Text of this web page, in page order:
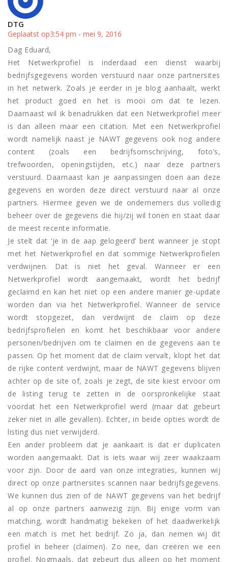
DTG
Geplaatst op3:54 pm - mei 9, 2016
Dag Eduard,
Het Netwerkprofiel is inderdaad een dienst waarbij
bedrijfsgegevens worden verstuurd naar onze partnersites
in het netwerk. Zoals je eerder in je blog aanhaalt, werkt
het product goed en het is mooi om dat te lezen.
Daarnaast wil ik benadrukken dat een Netwerkprofiel meer
is dan alleen maar een citation. Met een Netwerkprofiel
wordt namelijk naast je NAWT gegevens ook nog andere
content (zoals een bedrijfsomschrijving, foto’s,
trefwoorden, openingstijden, etc.) naar deze partners
verstuurd. Daarnaast kan je aanpassingen doen aan deze
gegevens en worden deze direct verstuurd naar al onze
partners. Hiermee geven we de ondernemers dus volledig
beheer over de gegevens die hij/zij wil tonen en staat daar
de meest recente informatie.
Je stelt dat ‘je in de aap gelogeerd’ bent wanneer je stopt
met het Netwerkprofiel en dat sommige Netwerkprofielen
verdwijnen. Dat is niet het geval. Wanneer er een
Netwerkprofiel wordt aangemaakt, wordt het bedrijf
geclaimd en kan het niet op een andere manier ge-update
worden dan via het Netwerkprofiel. Wanneer de service
wordt stopgezet, dan verdwijnt de claim op deze
bedrijfsprofielen en komt het beschikbaar voor andere
personen/bedrijven om te claimen en de gegevens aan te
passen. Op het moment dat de claim vervalt, klopt het dat
de rijke content verdwijnt, maar de NAWT gegevens blijven
achter op de site of, zoals je zegt, de site kiest ervoor om
de listing terug te zetten in de oorspronkelijke staat
voordat het een Netwerkprofiel werd (maar dat gebeurt
zeker niet in alle gevallen). Echter, in beide opties wordt de
listing dus niet verwijderd.
Een ander probleem dat je aankaart is dat er duplicaten
worden aangemaakt. Dat is iets waar wij zeer waakzaam
voor zijn. Door de aard van onze integraties, kunnen wij
direct op onze partnersites scannen naar bedrijfsgegevens.
We kunnen dus zien of de NAWT gegevens van het bedrijf
al op onze partners aanwezig zijn. Bij enige vorm van
matching, wordt handmatig bekeken of het daadwerkelijk
een match is met het bedrijf. Zo ja, dan nemen wij dit
profiel in beheer (claimen). Zo nee, dan creëren we een
profiel. Nogmaals, dat gebeurt dus alleen op het moment